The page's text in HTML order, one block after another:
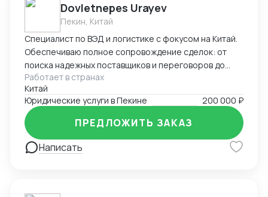
Dovletnepes Urayev
Пекин, Китай
Специалист по ВЭД и логистике с фокусом на Китай.
Обеспечиваю полное сопровождение сделок: от
поиска надежных поставщиков и переговоров до
таможенного оформления и решения
нестандартных задач. Свободно владею китайским,
русским и английским.
Работает в странах
Китай
Юридические услуги в Пекине
200 000 ₽
Написать
ПРЕДЛОЖИТЬ ЗАКАЗ